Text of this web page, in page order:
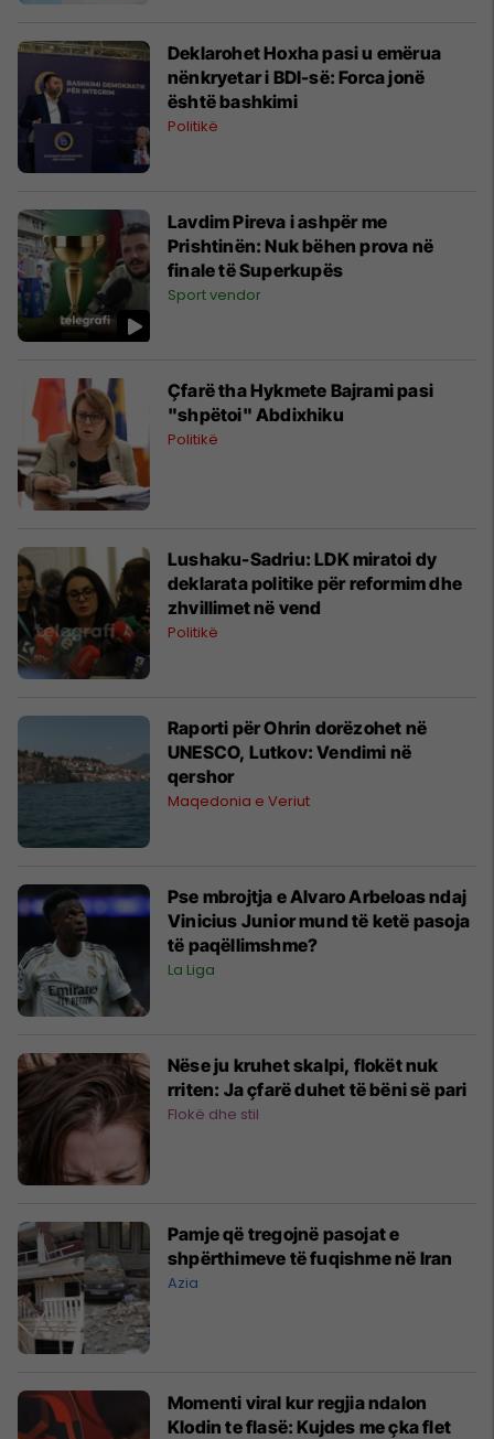
Deklarohet Hoxha pasi u emërua
nënkryetar i BDI-së: Forca jonë
është bashkimi
Politikë
Lavdim Pireva i ashpër me
Prishtinën: Nuk bëhen prova në
finale të Superkupës
Sport vendor
Çfarë tha Hykmete Bajrami pasi
"shpëtoi" Abdixhiku
Politikë
Lushaku-Sadriu: LDK miratoi dy
deklarata politike për reformim dhe
zhvillimet në vend
Politikë
Raporti për Ohrin dorëzohet në
UNESCO, Lutkov: Vendimi në
qershor
Maqedonia e Veriut
Pse mbrojtja e Alvaro Arbeloas ndaj
Vinicius Junior mund të ketë pasoja
të paqëllimshme?
La Liga
Nëse ju kruhet skalpi, flokët nuk
rriten: Ja çfarë duhet të bëni së pari
Flokë dhe stil
Pamje që tregojnë pasojat e
shpërthimeve të fuqishme në Iran
Azia
Momenti viral kur regjia ndalon
Klodin te flasë: Kujdes me çka flet